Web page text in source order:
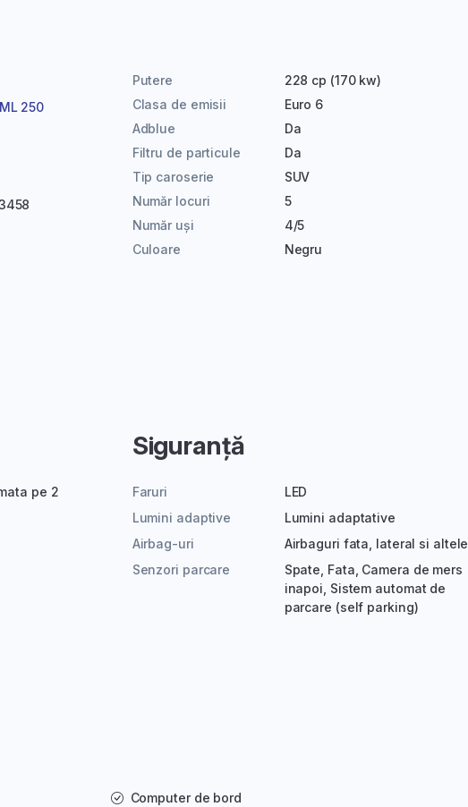
250
Putere
228 cp (170 kw)
Clasa de emisii
Euro 6
Adblue
Da
Filtru de particule
Da
Tip caroserie
SUV
Număr locuri
5
Număr uși
4/5
Culoare
Negru
pe 2
Siguranță
Faruri
LED
Lumini adaptive
Lumini adaptative
Airbag-uri
Airbaguri fata, lateral si altele
Senzori parcare
Spate, Fata, Camera de mers
inapoi, Sistem automat de
parcare (self parking)
Computer de bord